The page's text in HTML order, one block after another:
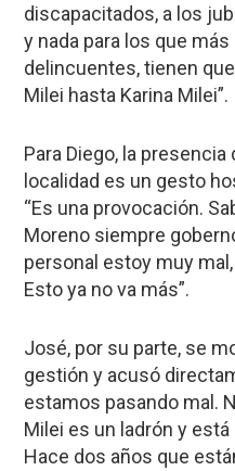
discapacitados, a los
y nada para los que
delincuentes, tienen
Milei hasta Karina Milei”.
Para Diego, la
localidad es un gesto
“Es una provocación.
Moreno siempre
personal estoy muy
Esto ya no va más”.
José, por su parte, se
gestión y acusó
estamos pasando mal.
Milei es un ladrón y
Hace dos años que